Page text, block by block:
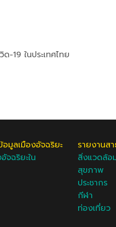
-19 ในประเทศไทย
มูลเมืองอัจฉริยะ
ฉริยะใน
รายงานส
สิ่งแวดล้อ
สุขภาพ
ประชากร
กีฬา
ท่องเที่ยว